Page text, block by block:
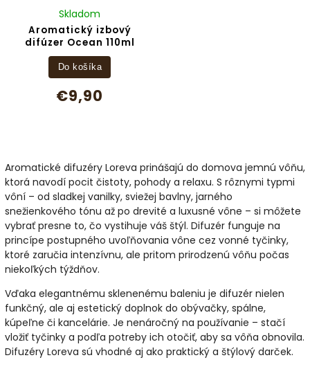
Aromatický izbový
difúzer Ocean 110ml
Skladom
€9,90
Do košíka
Aromatické difuzéry Loreva prinášajú do domova jemnú vôňu,
ktorá navodí pocit čistoty, pohody a relaxu. S rôznymi typmi
vôní – od sladkej vanilky, sviežej bavlny, jarného
snežienkového tónu až po drevité a luxusné vône – si môžete
vybrať presne to, čo vystihuje váš štýl. Difuzér funguje na
princípe postupného uvoľňovania vône cez vonné tyčinky,
ktoré zaručia intenzívnu, ale pritom prirodzenú vôňu počas
niekoľkých týždňov.
Vďaka elegantnému sklenenému baleniu je difuzér nielen
funkčný, ale aj estetický doplnok do obývačky, spálne,
kúpeľne či kancelárie. Je nenáročný na používanie – stačí
vložiť tyčinky a podľa potreby ich otočiť, aby sa vôňa obnovila.
Difuzéry Loreva sú vhodné aj ako praktický a štýlový darček.